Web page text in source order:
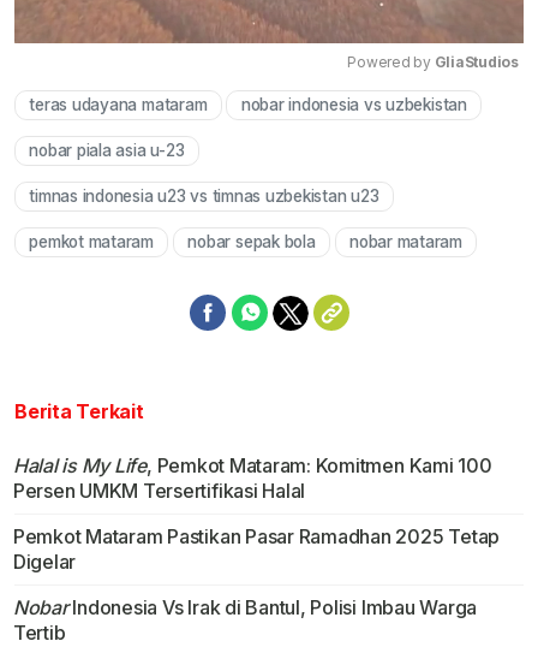
Mute
Powered by GliaStudios
teras udayana mataram nobar indonesia vs uzbekistan
nobar piala asia u-23
timnas indonesia u23 vs timnas uzbekistan u23
pemkot mataram nobar sepak bola nobar mataram
Berita Terkait
Halal is My Life, Pemkot Mataram: Komitmen Kami 100
Persen UMKM Tersertifikasi Halal
Pemkot Mataram Pastikan Pasar Ramadhan 2025 Tetap
Digelar
NobarIndonesia Vs Irak di Bantul, Polisi Imbau Warga
Tertib